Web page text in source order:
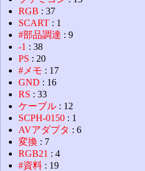
RGB : 37
SCART : 1
#部品調達 : 9
-1 : 38
PS : 20
#メモ : 17
GND : 16
RS : 33
ケーブル : 12
SCPH-0150 : 1
AVアダプタ : 6
変換 : 7
RGB21 : 4
#資料 : 19